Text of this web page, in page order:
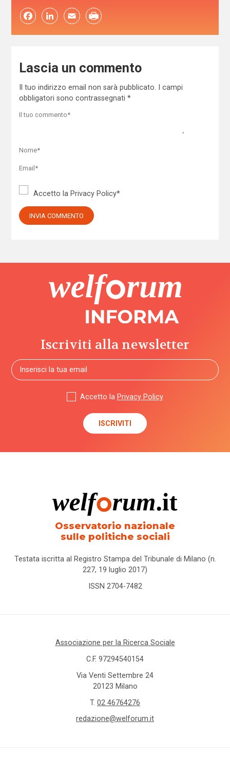
FacebookLinkedIn Email
Lascia un commento
Il tuo indirizzo email non sarà pubblicato.
I campi
obbligatori sono contrassegnati *
Accetto laPrivacy Policy*
Iscriviti alla newsletter
Accetto la Privacy Policy
Osservatorio nazionale
sulle politiche sociali
Testata iscritta al Registro Stampa del Tribunale di Milano (n.
227, 19 luglio 2017)
ISSN 2704-7482
Associazione per la Ricerca Sociale
C.F. 97294540154
Via Venti Settembre 24
20123 Milano
T. 02 46764276
redazione@welforum.it